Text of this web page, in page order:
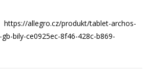
https://allegro.cz/produkt/tablet-archos-
bily-ce0925ec-8f46-428c-b869-